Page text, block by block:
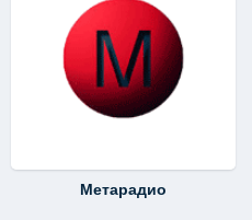
Метарадио